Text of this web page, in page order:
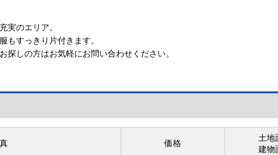
実のエリア。
もすっきり片付きます。
探しの方はお気軽にお問い合わせください。
価格
土地
建物